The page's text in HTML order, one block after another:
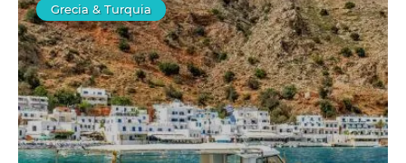
Grecia & Turquia